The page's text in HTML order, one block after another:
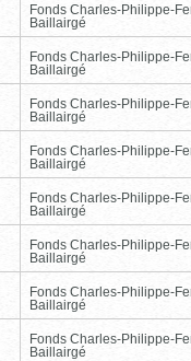
Fonds Charles-Philippe-
Baillairgé
Fonds Charles-Philippe-
Baillairgé
Fonds Charles-Philippe-
Baillairgé
Fonds Charles-Philippe-
Baillairgé
Fonds Charles-Philippe-
Baillairgé
Fonds Charles-Philippe-
Baillairgé
Fonds Charles-Philippe-
Baillairgé
Fonds Charles-Philippe-
Baillairgé